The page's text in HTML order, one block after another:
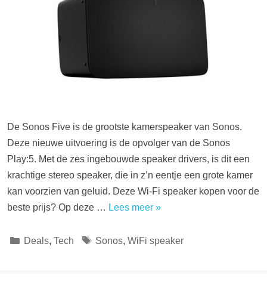
De Sonos Five is de grootste kamerspeaker van Sonos.
Deze nieuwe uitvoering is de opvolger van de Sonos
Play:5. Met de zes ingebouwde speaker drivers, is dit een
krachtige stereo speaker, die in z’n eentje een grote kamer
kan voorzien van geluid. Deze Wi-Fi speaker kopen voor de
beste prijs? Op deze … Lees meer »
Categorieën
Deals, Tech Tags
Sonos,WiFi speaker